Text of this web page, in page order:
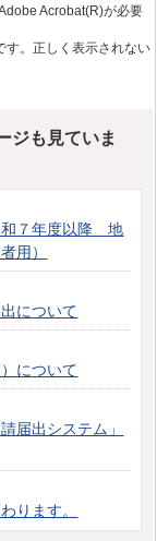
Acrobat(R)が必要
す。正しく表示されない
ジも見ていま
和７年度以降 地
用）
について
について
届出システム」
ります。